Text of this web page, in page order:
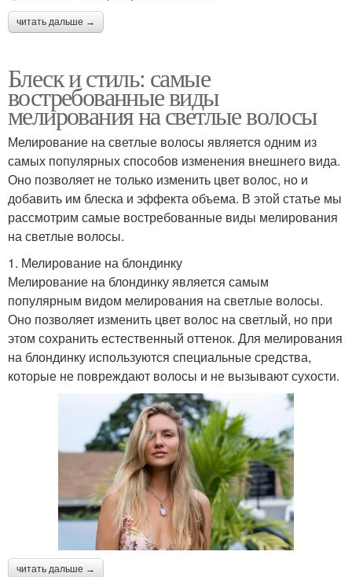
читать дальше →
Блеск и стиль: самые
востребованные виды
мелирования на светлые волосы
Мелирование на светлые волосы является одним из
самых популярных способов изменения внешнего вида.
Оно позволяет не только изменить цвет волос, но и
добавить им блеска и эффекта объема. В этой статье мы
рассмотрим самые востребованные виды мелирования
на светлые волосы.
1. Мелирование на блондинку
Мелирование на блондинку является самым
популярным видом мелирования на светлые волосы.
Оно позволяет изменить цвет волос на светлый, но при
этом сохранить естественный оттенок. Для мелирования
на блондинку используются специальные средства,
которые не повреждают волосы и не вызывают сухости.
читать дальше →